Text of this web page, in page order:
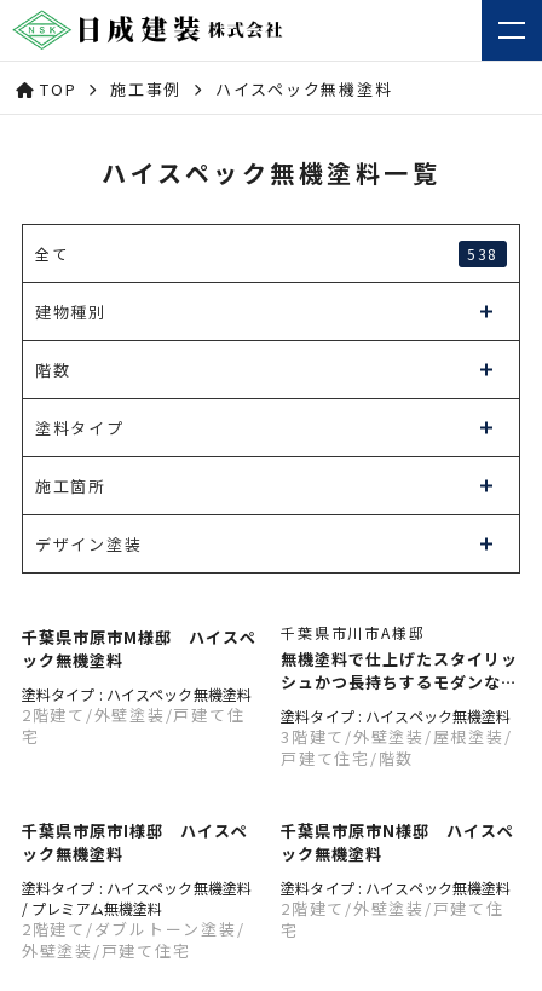
TOP 施工事例 ハイスペック無機塗料
ハイスペック無機塗料一覧
全て 538
建物種別
階数
塗料タイプ
施工箇所
デザイン塗装
千葉県市原市M様邸 ハイスペ
ック無機塗料
塗料タイプ : ハイスペック無機塗料
2階建て /外壁塗装 /戸建て住
宅
千葉県市川市A様邸
無機塗料で仕上げたスタイリッ
シュかつ長持ちするモダンな外
観に
塗料タイプ : ハイスペック無機塗料
3階建て /外壁塗装 /屋根塗装 /
戸建て住宅 /階数
千葉県市原市I様邸 ハイスペ
ック無機塗料
塗料タイプ : ハイスペック無機塗料
/ プレミアム無機塗料
2階建て /ダブルトーン塗装 /
外壁塗装 /戸建て住宅
千葉県市原市N様邸 ハイスペ
ック無機塗料
塗料タイプ : ハイスペック無機塗料
2階建て /外壁塗装 /戸建て住
宅